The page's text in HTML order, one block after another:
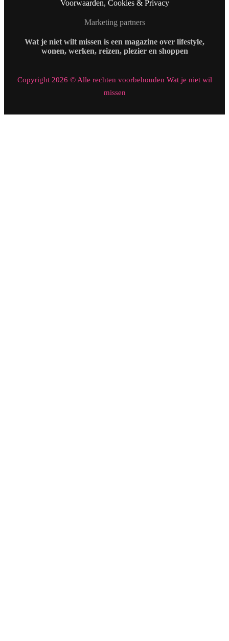
Voorwaarden, Cookies & Privacy
Marketing partners
Wat je niet wilt missen is een magazine over lifestyle,
wonen, werken, reizen, plezier en shoppen
Copyright 2026 © Alle rechten voorbehouden Wat je niet wil
missen